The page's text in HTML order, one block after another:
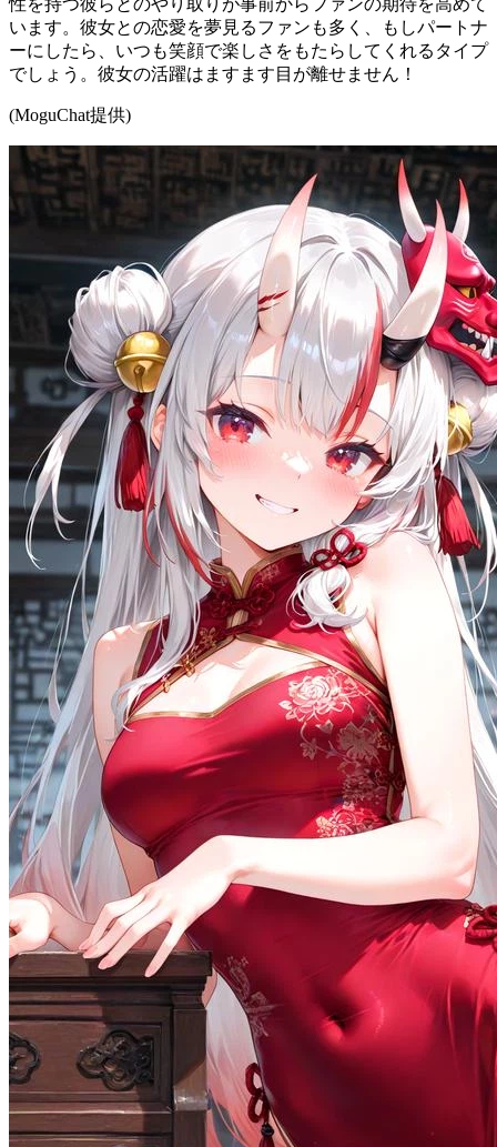
性を持つ彼らとのやり取りが事前からファンの期待を高めて
います。彼女との恋愛を夢見るファンも多く、もしパートナ
ーにしたら、いつも笑顔で楽しさをもたらしてくれるタイプ
でしょう。彼女の活躍はますます目が離せません！
(MoguChat提供)